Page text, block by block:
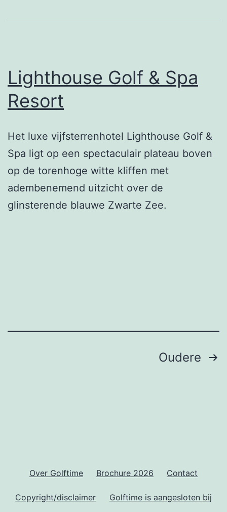
Lighthouse Golf & Spa
Resort
Het luxe vijfsterrenhotel Lighthouse Golf &
Spa ligt op een spectaculair plateau boven
op de torenhoge witte kliffen met
adembenemend uitzicht over de
glinsterende blauwe Zwarte Zee.
Oudere
Over Golftime Brochure 2026 Contact
Copyright/disclaimer Golftime is aangesloten bij